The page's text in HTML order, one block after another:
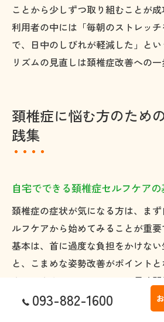
ことから少しずつ取り組むことが成
利用者の中には「毎朝のストレッ
で、日中のしびれが軽減した」と
リズムの見直しは頚椎症改善への一
頚椎症に悩む方のため
践集
自宅でできる頚椎症セルフケア
頚椎症の症状が気になる方は、ま
ルフケアから始めてみることが重要
基本は、首に過度な負担をかけな
と、こまめな姿勢改善がポイントと
クワークやスマートフォンの長時
九州市戸畑区の方は、日常的に首や
すく、症状の悪化や再発を招きや
093-882-1600